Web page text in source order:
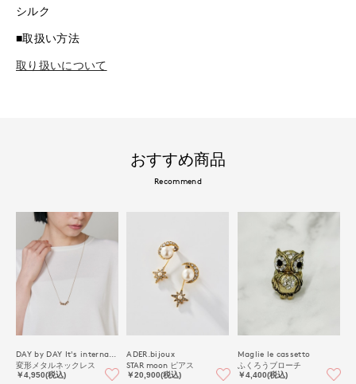
シルク
■取扱い方法
取り扱いについて
おすすめ商品
Recommend
変形メタルネックレス
￥4,950(税込)
ADER.bijoux
STAR moon ピアス
￥20,900(税込)
Maglie le cassetto
ふくろうブローチ
￥4,400(税込)